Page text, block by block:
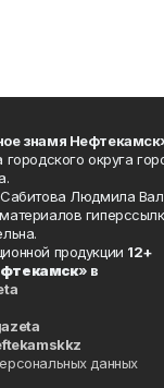
знамя
городского округа
Людмила
продукции 12+
» в
данных